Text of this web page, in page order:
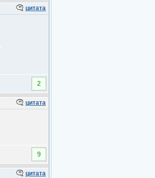
цитата
2
цитата
9
цитата